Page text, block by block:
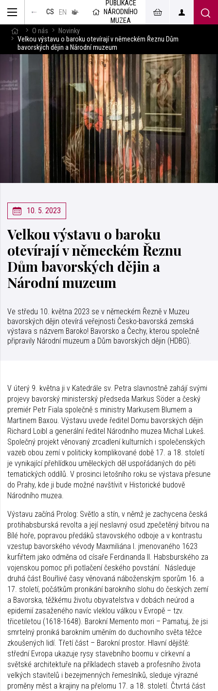
CS EN
v českém
jazyce
PUBLIKACE
NÁRODNÍHO
MUZEA
O nás
Novinky
Velkou výstavu o baroku otevírají v německém Řeznu Dům
bavorských dějin a Národní muzeum
10. 5. 2023
Velkou výstavu o baroku
otevírají v německém Řeznu
Dům bavorských dějin a
Národní muzeum
Ve středu 10. května 2023 se v německém Řezně v Muzeu
bavorských dějin otevírá veřejnosti Česko-bavorská zemská
výstava s názvem Baroko! Bavorsko a Čechy, kterou společně
připravily Národní muzeum a Dům bavorských dějin (HDBG).
V úterý 9. května ji v Katedrále sv. Petra slavnostně zahájí svými
projevy bavorský ministerský předseda Markus Söder a český
premiér Petr Fiala společně s ministry Markusem Blumem a
Martinem Baxou. Výstavu uvede ředitel Domu bavorských dějin
Richard Loibl a generální ředitel Národního muzea Michal Lukeš.
Společný projekt věnovaný zrcadlení kulturních i společenských
vazeb obou zemí v politicky komplikované době 17. a 18. století
je vynikající přehlídkou uměleckých děl uspořádaných do pěti
tematických oddílů. V prosinci letošního roku se výstava přesune
do Prahy, kde ji bude možné navštívit v Historické budově
Národního muzea.
Výstavu začíná Prolog: Světlo a stín, v němž je zachycena česká
protihabsburská revolta a její neslavný osud zpečetěný bitvou na
Bílé hoře, popravou předáků stavovského odboje a v kontrastu
vzestup bavorského vévody Maxmiliána I. jmenovaného 1623
kurfiřtem jako odměna od císaře Ferdinanda II. Habsburského za
vojenskou pomoc při potlačení českého povstání. Následuje
druhá část Bouřlivé časy věnovaná náboženským sporům 16. a
17. století, počátkům pronikání barokního slohu do českých zemí
a Bavorska, těžkému životu obyvatelstva v dobách neúrod a
epidemií zasaženého navíc vleklou válkou v Evropě – tzv.
třicetiletou (1618-1648). Barokní Memento mori – Pamatuj, že jsi
smrtelný proniká barokním uměním do duchovního světa těžce
zkoušených lidí. Třetí část – Barokní prostor. Hlavní dějiště:
střední Evropa ukazuje rysy stavebního boomu v církevní a
světské architektuře na příkladech staveb a profesního života
velkých stavitelů i bezejmenných řemeslníků, sleduje výrazné
proměny měst a krajiny na přelomu 17. a 18. století. Čtvrtá část